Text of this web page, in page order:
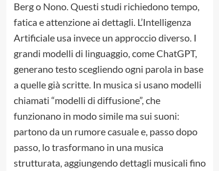
Berg o Nono. Questi studi richiedono tempo,
fatica e attenzione ai dettagli. L’Intelligenza
Artificiale usa invece un approccio diverso. I
grandi modelli di linguaggio, come ChatGPT,
generano testo scegliendo ogni parola in base
a quelle già scritte. In musica si usano modelli
chiamati “modelli di diffusione”, che
funzionano in modo simile ma sui suoni:
partono da un rumore casuale e, passo dopo
passo, lo trasformano in una musica
strutturata, aggiungendo dettagli musicali fino